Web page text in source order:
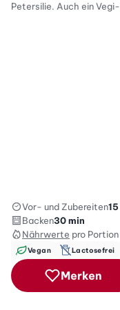
Petersilie. Auch ein
Vor- und Zubereiten
Backen30 min
Nährwerte pro
Vegan Lactosefrei
Merken